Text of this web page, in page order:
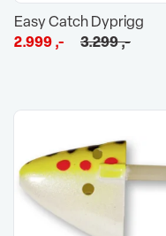
Easy Catch Dyprigg
3.299,-
Opprinnelig
2.999,-
Nåværende